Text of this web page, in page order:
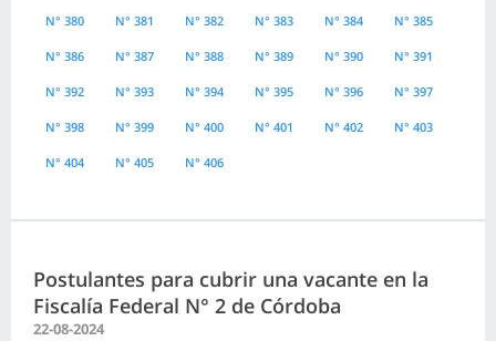
N° 380 N° 381 N° 382 N° 383 N° 384 N° 385
N° 386 N° 387 N° 388 N° 389 N° 390 N° 391
N° 392 N° 393 N° 394 N° 395 N° 396 N° 397
N° 398 N° 399 N° 400 N° 401 N° 402 N° 403
N° 404 N° 405 N° 406
Postulantes para cubrir una vacante en la
Fiscalía Federal N° 2 de Córdoba
22-08-2024